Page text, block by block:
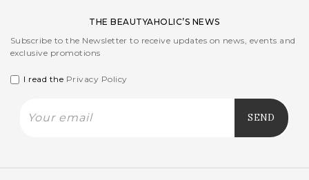
THE BEAUTYAHOLIC’S NEWS
Subscribe to the Newsletter to receive updates on news, events and
exclusive promotions
I read the Privacy Policy